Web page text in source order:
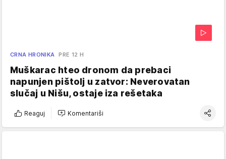
CRNA HRONIKA PRE 12 H
Muškarac hteo dronom da prebaci
napunjen pištolj u zatvor: Neverovatan
slučaj u Nišu, ostaje iza rešetaka
Reaguj Komentariši